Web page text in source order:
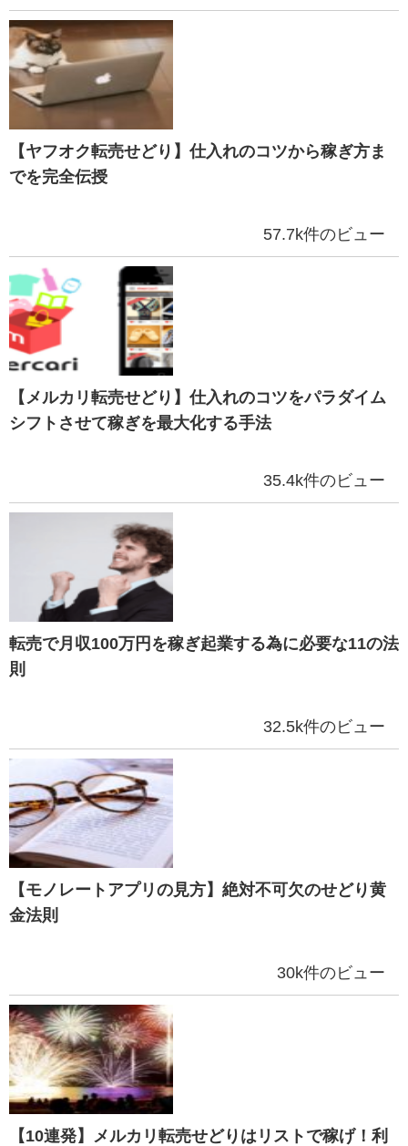
【ヤフオク転売せどり】仕入れのコツから稼ぎ方ま
でを完全伝授
57.7k件のビュー
【メルカリ転売せどり】仕入れのコツをパラダイム
シフトさせて稼ぎを最大化する手法
35.4k件のビュー
転売で月収100万円を稼ぎ起業する為に必要な11の法
則
32.5k件のビュー
【モノレートアプリの見方】絶対不可欠のせどり黄
金法則
30k件のビュー
【10連発】メルカリ転売せどりはリストで稼げ！利